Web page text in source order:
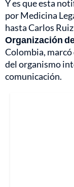
Y es que esta
por Medicina
hasta Carlos
Organización
Colombia,
del organismo
comunicación.